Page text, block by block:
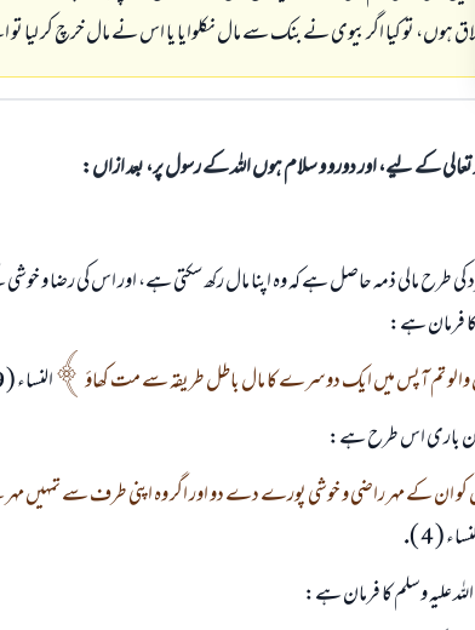
ہوں، تو كيا اگر بيوى نے بنك سے مال نكلوايا يا اس نے مال خرچ كر ليا تو
تعالی کے لیے، اور دورو و سلام ہوں اللہ کے رسول پر، بعد ازاں:
طرح مالى ذمہ حاصل ہے كہ وہ اپنا مال ركھ سكتى ہے، اور اس كى رضا و خوشى كے
كا فرمان ہے:
تم آپس ميں ايك دوسرے كا مال باطل طريقہ سے مت كھاؤ
النساء ( 29 ).
بارى اس طرح ہے:
كو ان كے مہر راضى و خوشى پورے دے دو اور اگر وہ اپنى طرف سے تمہيں
( 4 ).
عليہ وسلم كا فرمان ہے: